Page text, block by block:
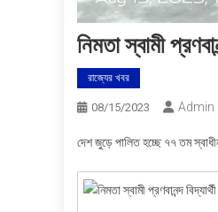
নিমতা স্বামী
রাজ্যের খবর
08/15/2023 Admin
দেশ জুড়ে পালিত হচ্ছে ৭৭ তম